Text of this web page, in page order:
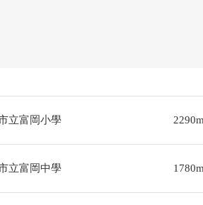
立富岡小學 2290m
立富岡中學 1780m